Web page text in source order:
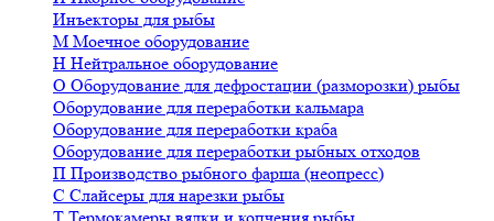
Инъекторы для рыбы
М Моечное оборудование
Н Нейтральное оборудование
О Оборудование для дефростации (разморозки) рыбы
Оборудование для переработки кальмара
Оборудование для переработки краба
Оборудование для переработки рыбных отходов
П Производство рыбного фарша (неопресс)
С Слайсеры для нарезки рыбы